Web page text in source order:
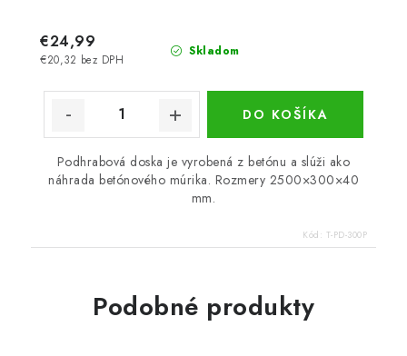
Skladom
€20,32 bez DPH
€24,99
DO KOŠÍKA
Podhrabová doska je vyrobená z betónu a slúži ako
náhrada betónového múrika. Rozmery 2500×300×40
mm.
Kód: T-PD-300P
Podobné produkty